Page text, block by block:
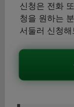
신청은 전화
청을 원하는
서둘러 신청해